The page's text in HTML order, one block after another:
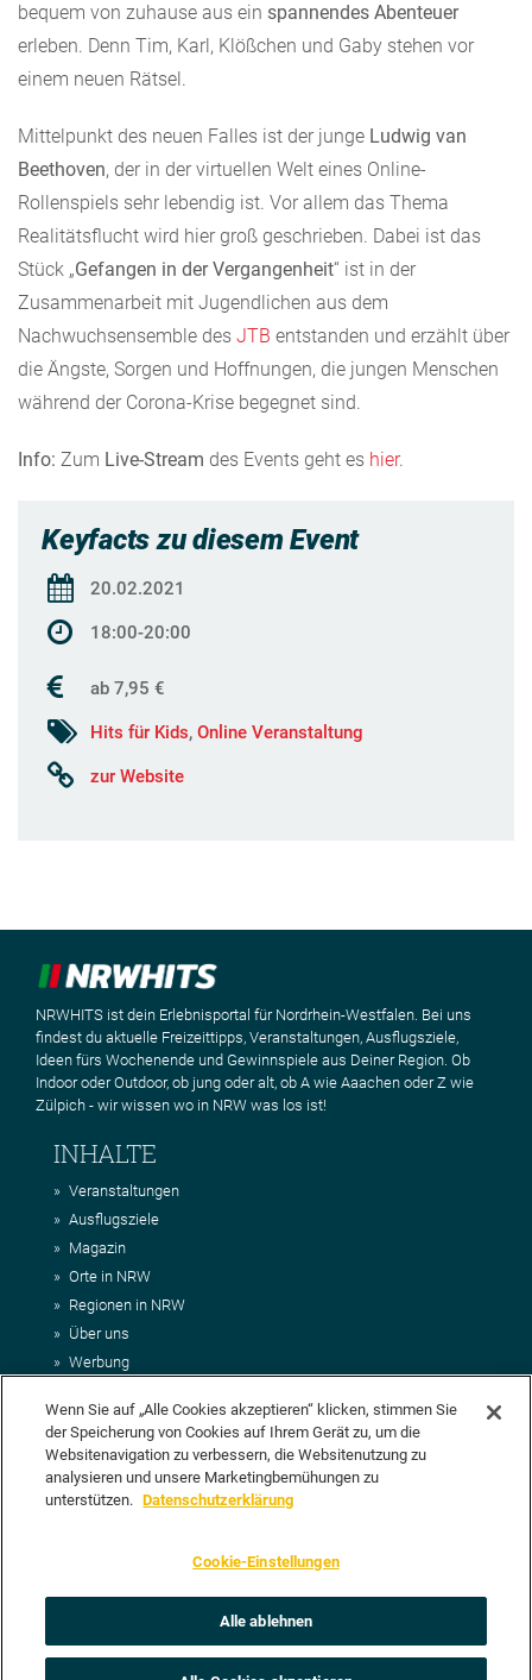
bequem von zuhause aus ein spannendes Abenteuer
erleben. Denn Tim, Karl, Klößchen und Gaby stehen vor
einem neuen Rätsel.
Mittelpunkt des neuen Falles ist der junge Ludwig van
Beethoven, der in der virtuellen Welt eines Online-
Rollenspiels sehr lebendig ist. Vor allem das Thema
Realitätsflucht wird hier groß geschrieben. Dabei ist das
Stück „Gefangen in der Vergangenheit“ ist in der
Zusammenarbeit mit Jugendlichen aus dem
Nachwuchsensemble des JTB entstanden und erzählt über
die Ängste, Sorgen und Hoffnungen, die jungen Menschen
während der Corona-Krise begegnet sind.
Info: Zum Live-Stream des Events geht es hier.
Keyfacts zu diesem Event
20.02.2021
18:00-20:00
ab 7,95 €
Hits für Kids, Online Veranstaltung
zur Website
NRWHITS ist dein Erlebnisportal für Nordrhein-Westfalen. Bei uns
findest du aktuelle Freizeittipps, Veranstaltungen, Ausflugsziele,
Ideen fürs Wochenende und Gewinnspiele aus Deiner Region. Ob
Indoor oder Outdoor, ob jung oder alt, ob A wie Aaachen oder Z wie
Zülpich - wir wissen wo in NRW was los ist!
INHALTE
Veranstaltungen
Ausflugsziele
Magazin
Orte in NRW
Regionen in NRW
Über uns
Werbung
Impressum
AGB
Datenschutz
DEIN VORSCHLAG FÜR NRWHITS
vorschlagen? Klasse, dann nutze doch einfach
Unsere Redaktion wird Deinen Vorschlag dann so schnell wie
Wenn Sie auf „Alle Cookies akzeptieren“ klicken, stimmen Sie
der Speicherung von Cookies auf Ihrem Gerät zu, um die
Websitenavigation zu verbessern, die Websitenutzung zu
analysieren und unsere Marketingbemühungen zu
unterstützen. Datenschutzerklärung
Cookie-Einstellungen
Alle ablehnen